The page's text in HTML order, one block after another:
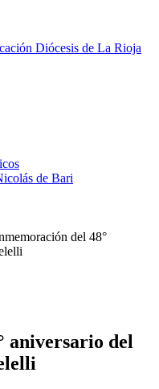
Diócesis de La Rioja
de Bari
del 48°
aniversario del